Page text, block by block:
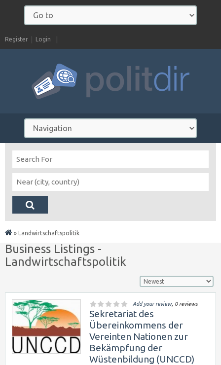
Register Login
» Landwirtschaftspolitik
Business Listings -
Landwirtschaftspolitik
Add your review, 0 reviews
Sekretariat des
Übereinkommens der
Vereinten Nationen zur
Bekämpfung der
Wüstenbildung (UNCCD)